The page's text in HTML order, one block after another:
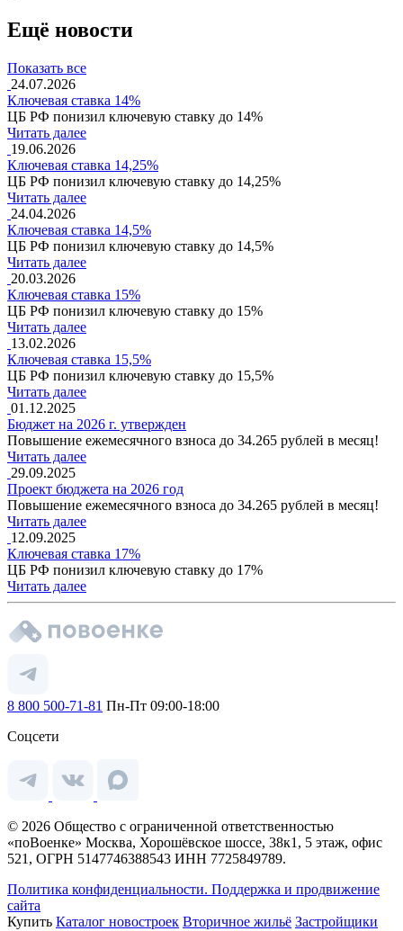
Ещё новости
Показать все
24.07.2026
Ключевая ставка 14%
ЦБ РФ понизил ключевую ставку до 14%
Читать далее
19.06.2026
Ключевая ставка 14,25%
ЦБ РФ понизил ключевую ставку до 14,25%
Читать далее
24.04.2026
Ключевая ставка 14,5%
ЦБ РФ понизил ключевую ставку до 14,5%
Читать далее
20.03.2026
Ключевая ставка 15%
ЦБ РФ понизил ключевую ставку до 15%
Читать далее
13.02.2026
Ключевая ставка 15,5%
ЦБ РФ понизил ключевую ставку до 15,5%
Читать далее
01.12.2025
Бюджет на 2026 г. утвержден
Повышение ежемесячного взноса до 34.265 рублей в месяц!
Читать далее
29.09.2025
Проект бюджета на 2026 год
Повышение ежемесячного взноса до 34.265 рублей в месяц!
Читать далее
12.09.2025
Ключевая ставка 17%
ЦБ РФ понизил ключевую ставку до 17%
Читать далее
8 800 500-71-81 Пн-Пт 09:00-18:00
Соцсети
© 2026 Общество с ограниченной ответственностью
«поВоенке» Москва, Хорошёвское шоссе, 38к1, 5 этаж, офис
521, ОГРН 5147746388543 ИНН 7725849789.
Политика конфиденциальности. Поддержка и продвижение
сайта
Купить Каталог новостроек Вторичное жильё Застройщики